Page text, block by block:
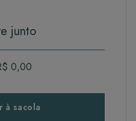
junto
0,00
à sacola